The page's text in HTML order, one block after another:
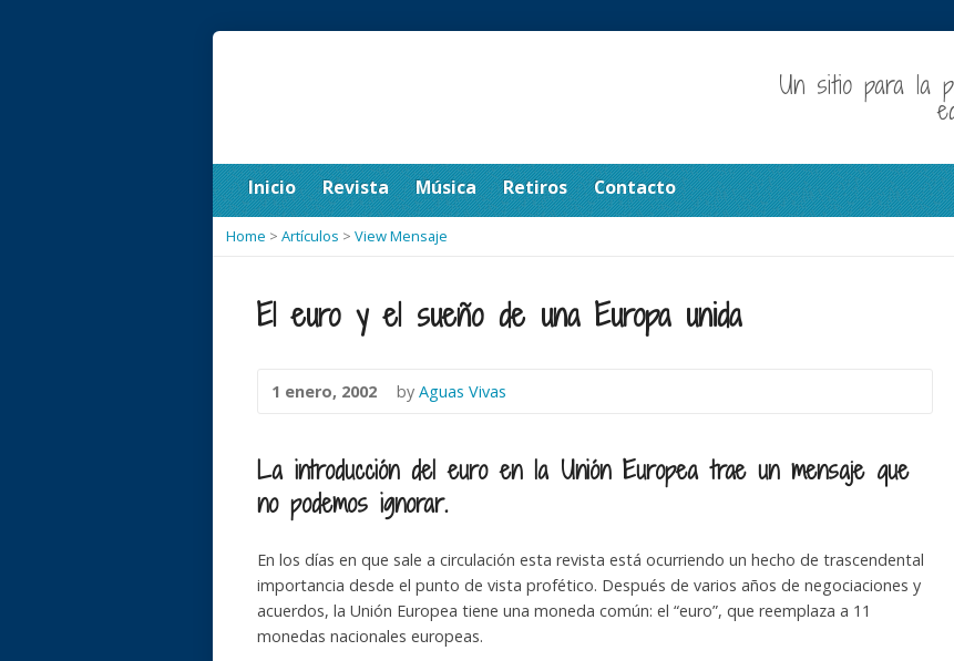
Un sitio para la
Inicio Revista Música Retiros Contacto
Home > Artículos > View Mensaje
El euro y el sueño de una Europa unida
1 enero, 2002 by Aguas Vivas
La introducción del euro en la Unión Europea trae un mensaje que
no podemos ignorar.
En los días en que sale a circulación esta revista está ocurriendo un hecho de trascendental
importancia desde el punto de vista profético. Después de varios años de negociaciones y
acuerdos, la Unión Europea tiene una moneda común: el “euro”, que reemplaza a 11
monedas nacionales europeas.